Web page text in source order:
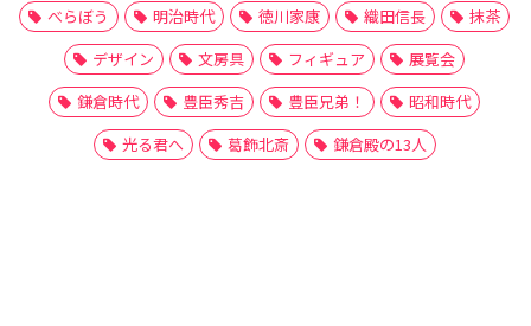
べらぼう
明治時代 徳川家康 織田信長
抹茶
デザイン
文房具 フィギュア
展覧会
鎌倉時代
豊臣秀吉 豊臣兄弟！
昭和時代
光る君へ
葛飾北斎 鎌倉殿の13人